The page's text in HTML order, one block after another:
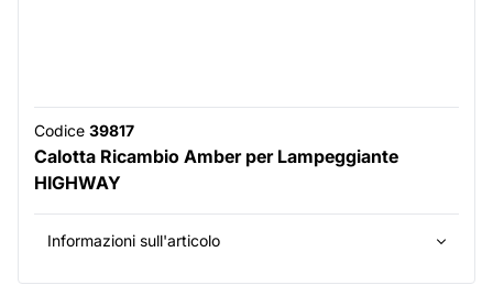
Codice 39817
Calotta Ricambio Amber per Lampeggiante
HIGHWAY
Informazioni sull'articolo